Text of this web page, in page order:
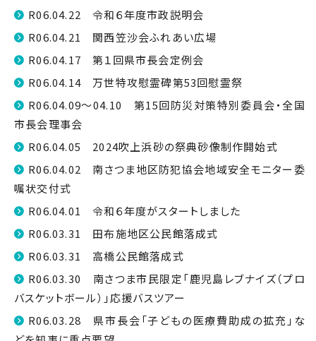
R06.04.22 令和６年度市政説明会
R06.04.21 関西笠沙会ふれあい広場
R06.04.17 第１回県市長会定例会
R06.04.14 万世特攻慰霊碑第53回慰霊祭
R06.04.09～04.10 第15回防災対策特別委員会・全国
市長会理事会
R06.04.05 2024吹上浜砂の祭典砂像制作開始式
R06.04.02 南さつま地区防犯協会地域安全モニター委
嘱状交付式
R06.04.01 令和６年度がスタートしました
R06.03.31 田布施地区公民館落成式
R06.03.31 高橋公民館落成式
R06.03.30 南さつま市民限定「鹿児島レブナイズ（プロ
バスケットボール）」応援バスツアー
R06.03.28 県市長会「子どもの医療費助成の拡充」な